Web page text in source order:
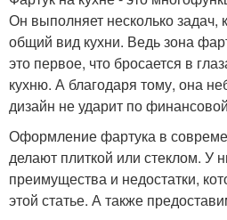
Он выполняет несколько задач,
общий вид кухни. Ведь зона
это первое, что бросается в
кухню. А благодаря тому, она
дизайн не ударит по
Оформление фартука в
делают плиткой или стеклом. У
преимущества и недостатки,
этой статье. А также